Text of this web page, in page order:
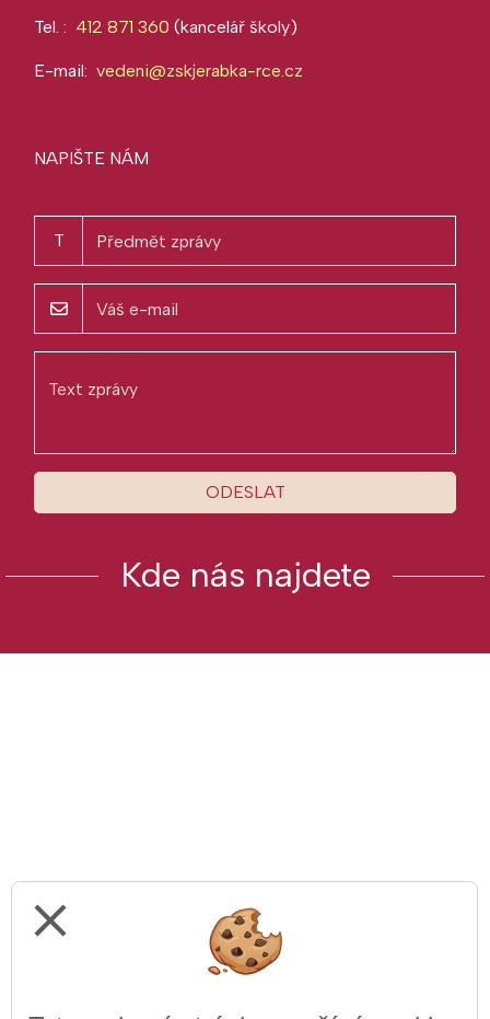
Tel. : 412 871 360 (kancelář školy)
E-mail: vedeni@zskjerabka-rce.cz
NAPIŠTE NÁM
T
ODESLAT
Kde nás najdete
close